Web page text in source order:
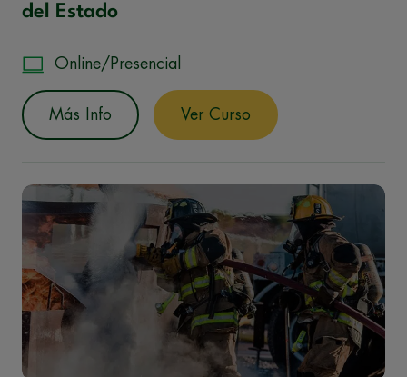
del Estado
Online/Presencial
Más Info Ver Curso